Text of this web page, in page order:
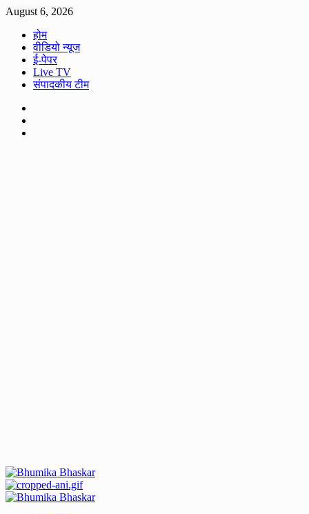
Skip
content
August 6, 2026
होम
वीडियो न्यूज
ई-पेपर
Live TV
संपादकीय टीम
Primary